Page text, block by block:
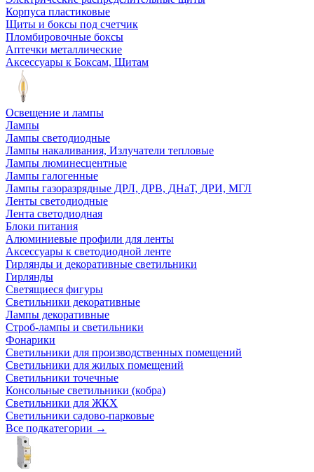
Корпуса пластиковые
Щиты и боксы под счетчик
Пломбировочные боксы
Аптечки металлические
Аксессуары к Боксам, Щитам
Освещение и лампы
Лампы
Лампы светодиодные
Лампы накаливания, Излучатели тепловые
Лампы люминесцентные
Лампы галогенные
Лампы газоразрядные ДРЛ, ДРВ, ДНаТ, ДРИ, МГЛ
Ленты светодиодные
Лента светодиодная
Блоки питания
Алюминиевые профили для ленты
Аксессуары к светодиодной ленте
Гирлянды и декоративные светильники
Гирлянды
Светящиеся фигуры
Светильники декоративные
Лампы декоративные
Строб-лампы и светильники
Фонарики
Светильники для производственных помещений
Светильники для жилых помещений
Светильники точечные
Консольные светильники (кобра)
Светильники для ЖКХ
Светильники садово-парковые
Все подкатегории →